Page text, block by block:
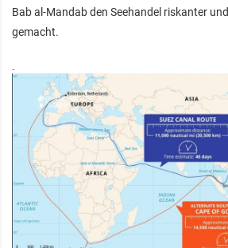
Bab al-Mandab den Seehandel riskanter
gemacht.